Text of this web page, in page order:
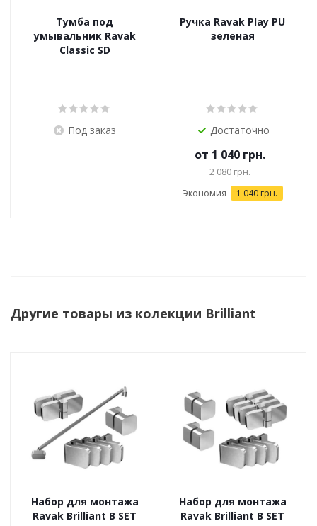
Тумба под
умывальник Ravak
Classic SD
Под заказ
Ручка Ravak Play PU
зеленая
Достаточно
от 1 040 грн.
2 080 грн.
Экономия 1 040 грн.
Другие товары из колекции Brilliant
Набор для монтажа
Ravak Brilliant B SET
Набор для монтажа
Ravak Brilliant B SET